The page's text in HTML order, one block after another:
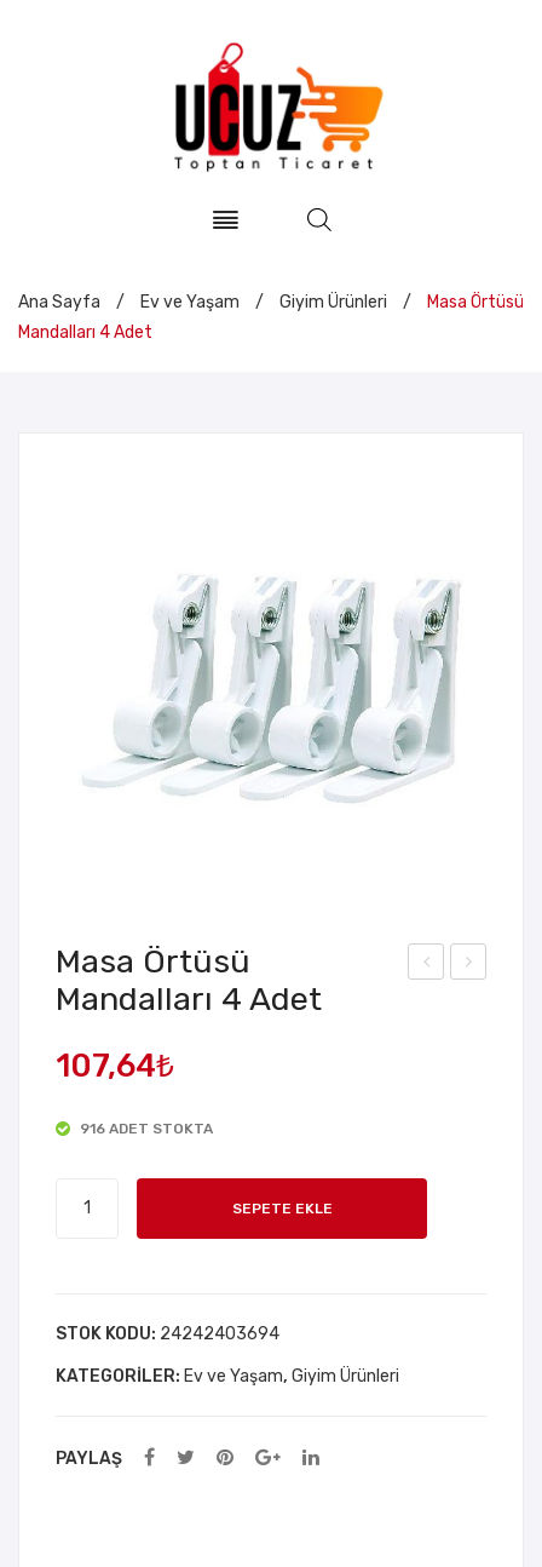
Ana Sayfa / Ev ve Yaşam / Giyim Ürünleri /
Masa Örtüsü
Mandalları 4 Adet
4
Masa Örtüsü
Mandalları 4 Adet
107,64₺
916 ADET STOKTA
adet
SEPETE EKLE
STOK KODU: 24242403694
KATEGORILER: Ev ve Yaşam, Giyim Ürünleri
PAYLAŞ